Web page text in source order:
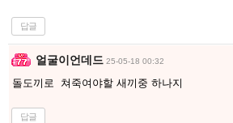
답글
얼굴이언데드 25-05-18 00:32
돌도끼로 쳐죽여야할 새끼중 하나지
답글